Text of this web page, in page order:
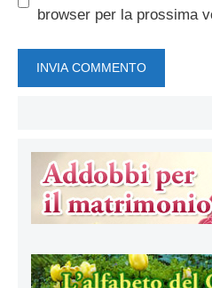
browser per la prossima